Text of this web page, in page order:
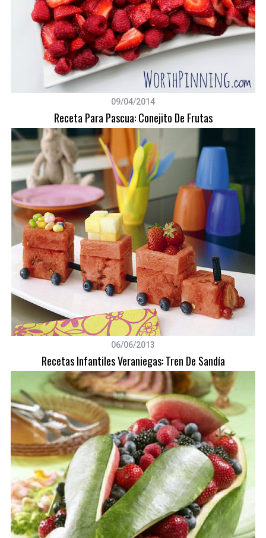
09/04/2014
Receta Para Pascua: Conejito De Frutas
06/06/2013
Recetas Infantiles Veraniegas: Tren De Sandía